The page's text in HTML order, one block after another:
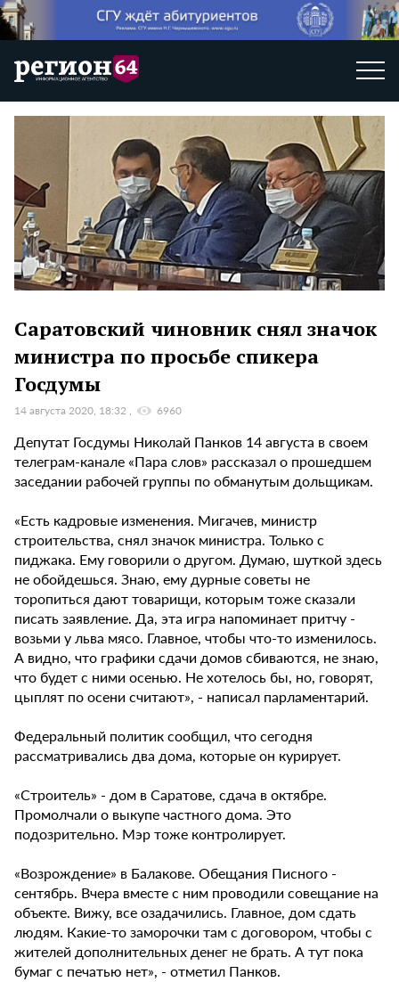
Саратовский чиновник снял значок
министра по просьбе спикера
Госдумы
14 августа 2020, 18:32 6960
Депутат Госдумы Николай Панков 14 августа в своем
телеграм-канале «Пара слов» рассказал о прошедшем
заседании рабочей группы по обманутым дольщикам.
«Есть кадровые изменения. Мигачев, министр
строительства, снял значок министра. Только с
пиджака. Ему говорили о другом. Думаю, шуткой здесь
не обойдешься. Знаю, ему дурные советы не
торопиться дают товарищи, которым тоже сказали
писать заявление. Да, эта игра напоминает притчу -
возьми у льва мясо. Главное, чтобы что-то изменилось.
А видно, что графики сдачи домов сбиваются, не знаю,
что будет с ними осенью. Не хотелось бы, но, говорят,
цыплят по осени считают», - написал парламентарий.
Федеральный политик сообщил, что сегодня
рассматривались два дома, которые он курирует.
«Строитель» - дом в Саратове, сдача в октябре.
Промолчали о выкупе частного дома. Это
подозрительно. Мэр тоже контролирует.
«Возрождение» в Балакове. Обещания Писного -
сентябрь. Вчера вместе с ним проводили совещание на
объекте. Вижу, все озадачились. Главное, дом сдать
людям. Какие-то заморочки там с договором, чтобы с
жителей дополнительных денег не брать. А тут пока
бумаг с печатью нет», - отметил Панков.